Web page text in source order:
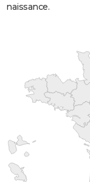
naissance.